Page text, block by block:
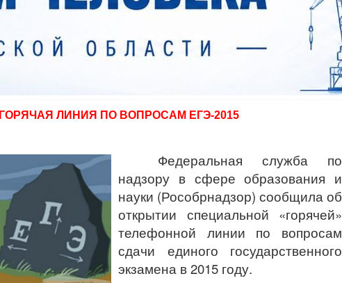
ГОРЯЧАЯ ЛИНИЯ ПО ВОПРОСАМ ЕГЭ-2015
Федеральная служба по
надзору в сфере образования и
науки (Рособрнадзор) сообщила об
открытии специальной «горячей»
телефонной линии по вопросам
сдачи единого государственного
экзамена в 2015 году.